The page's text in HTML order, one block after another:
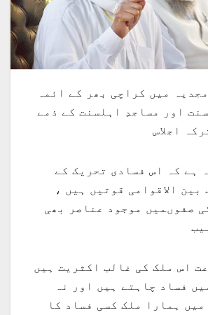
میں کراچی بھر کے ائمہ
اور مساجدِ اہلسنت کے ذمے
اجلاس
ہے کہ اس فسادی تحریک کے
بین الاقوامی قوتیں ہیں ،
صفوںمیں موجود عناصر بھی
اس ملک کی غالب اکثریت ہیں
فساد چاہتے ہیں اور نہ
میں ہمارا ملک کسی فساد کا